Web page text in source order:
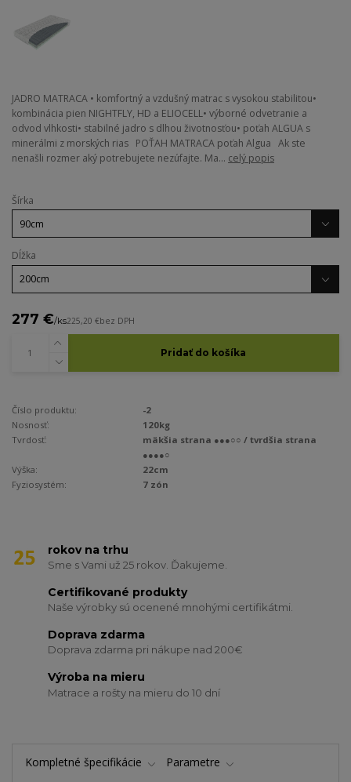
JADRO MATRACA • komfortný a vzdušný matrac s vysokou stabilitou•
kombinácia pien NIGHTFLY, HD a ELIOCELL• výborné odvetranie a
odvod vlhkosti• stabilné jadro s dlhou životnosťou• poťah ALGUA s
minerálmi z morských rias POŤAH MATRACA poťah Algua Ak ste
nenašli rozmer aký potrebujete nezúfajte. Ma... celý popis
Šírka
Dĺžka
277 €/ks225,20 €bez DPH
Pridať do košíka
Číslo produktu:
-2
Nosnosť:
120kg
Tvrdosť:
mäkšia strana ●●●○○ / tvrdšia strana
●●●●○
Výška:
22cm
Fyziosystém:
7 zón
rokov na trhu
Sme s Vami už 25 rokov. Ďakujeme.
Certifikované produkty
Naše výrobky sú ocenené mnohými certifikátmi.
Doprava zdarma
Doprava zdarma pri nákupe nad 200€
Výroba na mieru
Matrace a rošty na mieru do 10 dní
Kompletné špecifikácie Parametre